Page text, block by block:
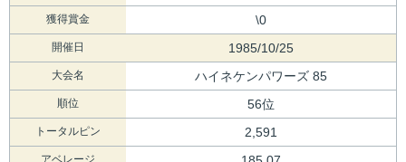
獲得賞金 \0
開催日 1985/10/25
大会名 ハイネケンパワーズ 85
順位 56位
トータルピン 2,591
アベレージ